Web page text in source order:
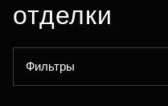
отделки
Фильтры